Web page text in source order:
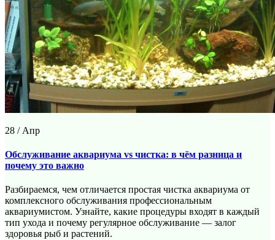
28 / Апр
Обслуживание аквариума vs чистка: в чём разница и
почему это важно
Разбираемся, чем отличается простая чистка аквариума от
комплексного обслуживания профессиональным
аквариумистом. Узнайте, какие процедуры входят в каждый
тип ухода и почему регулярное обслуживание — залог
здоровья рыб и растений.